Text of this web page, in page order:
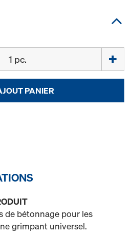
PANIER
de bétonnage pour les
grimpant universel.